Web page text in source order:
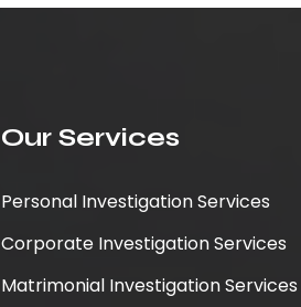
Our Services
Personal Investigation Services
Corporate Investigation Services
Matrimonial Investigation Services